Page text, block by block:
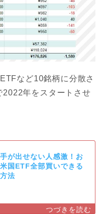
など10銘柄に分散さ
2022年をスタートさせ
が出せない人感激！お
国ETF全部買いできる
法